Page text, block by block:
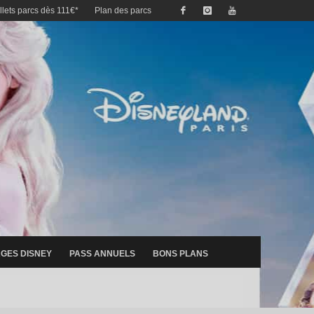
parcs dès 111€* Plan des parcs
DISNEY PASS ANNUELS BONS PLANS